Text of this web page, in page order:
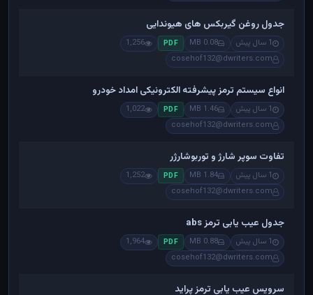
جدول روغن گیربکس های هیوندایی
1 سال پیش 0.08 MB
PDF
1,256
cosehof132@dwriters.com
انواع سیستم ترمز پیشرفته الکترونیکی امداد خودرو
1 سال پیش 1.46 MB
PDF
1,022
cosehof132@dwriters.com
تفاوت سوپر شارژ و توربوشارژر
1 سال پیش 1.84 MB
PDF
1,252
cosehof132@dwriters.com
جدول عیب یابی ترمز abs
1 سال پیش 0.88 MB
PDF
1,964
cosehof132@dwriters.com
سرویس عیب یابی ترمز پراید